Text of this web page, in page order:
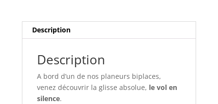
PLANEUR
Description
Description
A bord d’un de nos planeurs biplaces,
venez découvrir la glisse absolue, le vol en
silence.